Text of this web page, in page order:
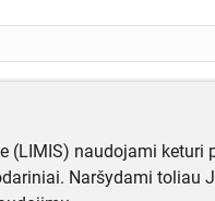
(LIMIS) naudojami keturi
Naršydami toliau